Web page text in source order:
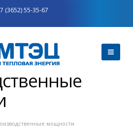
(3652) 55-35-67
мощности